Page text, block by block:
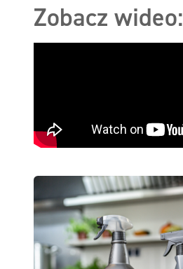
Zobacz wideo: